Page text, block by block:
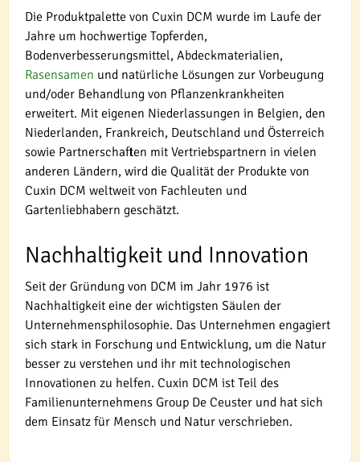
Die Produktpalette von Cuxin DCM wurde im Laufe der
Jahre um hochwertige Topferden,
Bodenverbesserungsmittel, Abdeckmaterialien,
Rasensamen und natürliche Lösungen zur Vorbeugung
und/oder Behandlung von Pflanzenkrankheiten
erweitert. Mit eigenen Niederlassungen in Belgien, den
Niederlanden, Frankreich, Deutschland und Österreich
sowie Partnerschaften mit Vertriebspartnern in vielen
anderen Ländern, wird die Qualität der Produkte von
Cuxin DCM weltweit von Fachleuten und
Gartenliebhabern geschätzt.
Nachhaltigkeit und Innovation
Seit der Gründung von DCM im Jahr 1976 ist
Nachhaltigkeit eine der wichtigsten Säulen der
Unternehmensphilosophie. Das Unternehmen engagiert
sich stark in Forschung und Entwicklung, um die Natur
besser zu verstehen und ihr mit technologischen
Innovationen zu helfen. Cuxin DCM ist Teil des
Familienunternehmens Group De Ceuster und hat sich
dem Einsatz für Mensch und Natur verschrieben.